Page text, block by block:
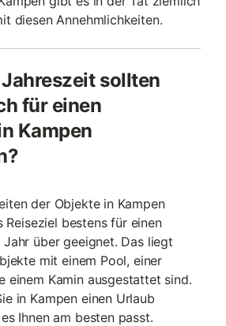
diesen Annehmlichkeiten.
sollten
für einen
Kampen
der Objekte in Kampen
Reiseziel bestens für einen
über geeignet. Das liegt
mit einem Pool, einer
einem Kamin ausgestattet sind.
in Kampen einen Urlaub
Ihnen am besten passt.